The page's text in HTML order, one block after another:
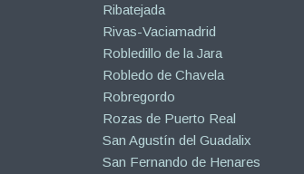
Ribatejada
Rivas-Vaciamadrid
Robledillo de la Jara
Robledo de Chavela
Robregordo
Rozas de Puerto Real
San Agustín del Guadalix
San Fernando de Henares